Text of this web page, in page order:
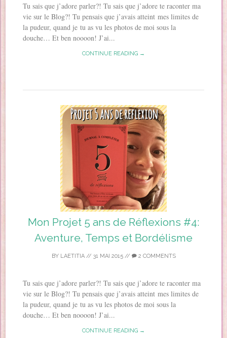
Tu sais que j’adore parler?! Tu sais que j’adore te raconter ma
vie sur le Blog?! Tu pensais que j’avais atteint mes limites de
la pudeur, quand je tu as vu les photos de moi sous la
douche… Et ben noooon! J’ai...
CONTINUE READING →
Mon Projet 5 ans de Réflexions #4:
Aventure, Temps et Bordélisme
BY LAETITIA// 31 MAI 2015// 2 COMMENTS
Tu sais que j’adore parler?! Tu sais que j’adore te raconter ma
vie sur le Blog?! Tu pensais que j’avais atteint mes limites de
la pudeur, quand je tu as vu les photos de moi sous la
douche… Et ben noooon! J’ai...
CONTINUE READING →